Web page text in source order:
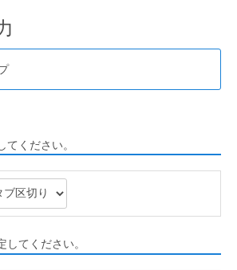
てください。
してください。